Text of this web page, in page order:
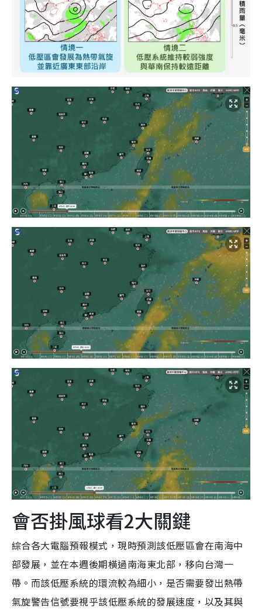
會否掛風球看2大關鍵
綜合各大電腦預報模式，現時預測該低壓區會在南海中
部發展，並在本週後期橫過南海東北部，移向台灣一
帶。而該低壓系統的環流較為細小，是否需要發出熱帶
氣旋警告信號要視乎該低壓系統的發展速度，以及其與